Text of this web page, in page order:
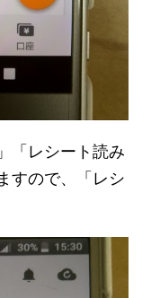
「レシート読み
すので、「レシ